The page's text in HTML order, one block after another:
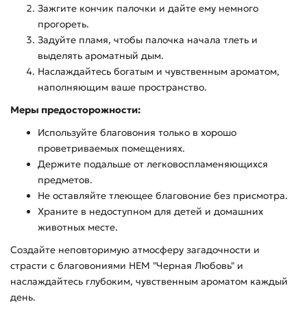
Зажгите кончик палочки и дайте ему немного
прогореть.
Задуйте пламя, чтобы палочка начала тлеть и
выделять ароматный дым.
Наслаждайтесь богатым и чувственным ароматом,
наполняющим ваше пространство.
Меры предосторожности:
Используйте благовония только в хорошо
проветриваемых помещениях.
Держите подальше от легковоспламеняющихся
предметов.
Не оставляйте тлеющее благовоние без присмотра.
Храните в недоступном для детей и домашних
животных месте.
Создайте неповторимую атмосферу загадочности и
страсти с благовониями HEM "Черная Любовь" и
наслаждайтесь глубоким, чувственным ароматом каждый
день.